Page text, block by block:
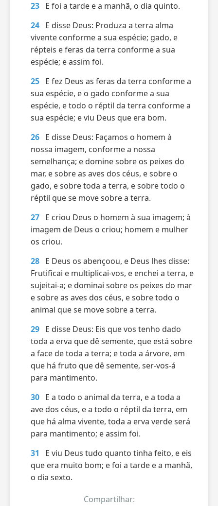
23 E foi a tarde e a manhã, o dia quinto.
24 E disse Deus: Produza a terra alma
vivente conforme a sua espécie; gado, e
répteis e feras da terra conforme a sua
espécie; e assim foi.
25 E fez Deus as feras da terra conforme a
sua espécie, e o gado conforme a sua
espécie, e todo o réptil da terra conforme a
sua espécie; e viu Deus que era bom.
26 E disse Deus: Façamos o homem à
nossa imagem, conforme a nossa
semelhança; e domine sobre os peixes do
mar, e sobre as aves dos céus, e sobre o
gado, e sobre toda a terra, e sobre todo o
réptil que se move sobre a terra.
27 E criou Deus o homem à sua imagem; à
imagem de Deus o criou; homem e mulher
os criou.
28 E Deus os abençoou, e Deus lhes disse:
Frutificai e multiplicai-vos, e enchei a terra, e
sujeitai-a; e dominai sobre os peixes do mar
e sobre as aves dos céus, e sobre todo o
animal que se move sobre a terra.
29 E disse Deus: Eis que vos tenho dado
toda a erva que dê semente, que está sobre
a face de toda a terra; e toda a árvore, em
que há fruto que dê semente, ser-vos-á
para mantimento.
30 E a todo o animal da terra, e a toda a
ave dos céus, e a todo o réptil da terra, em
que há alma vivente, toda a erva verde será
para mantimento; e assim foi.
31
E viu Deus tudo quanto tinha feito, e eis
que era muito bom; e foi a tarde e a manhã,
o dia sexto.
Compartilhar: